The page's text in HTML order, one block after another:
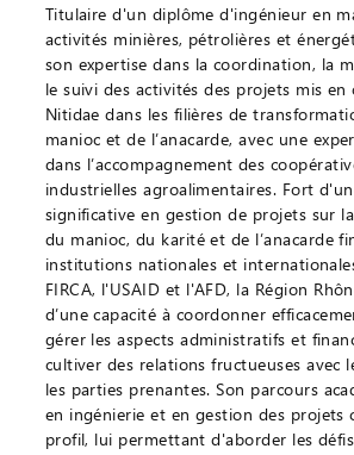
Titulaire d'un diplôme d'ingénieur en
activités minières, pétrolières et
son expertise dans la coordination, la
le suivi des activités des projets mis
Nitidae dans les filières de
manioc et de l’anacarde, avec une
dans l’accompagnement des
industrielles agroalimentaires. Fort
significative en gestion de projets sur
du manioc, du karité et de l’anacarde
institutions nationales et
FIRCA, l'USAID et l'AFD, la Région
d’une capacité à coordonner
gérer les aspects administratifs et
cultiver des relations fructueuses avec
les parties prenantes. Son parcours
en ingénierie et en gestion des projets
profil, lui permettant d'aborder les